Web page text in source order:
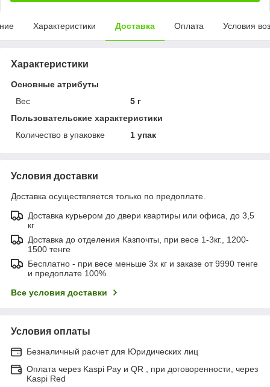
Характеристики Доставка Оплата Условия
Характеристики
Основные атрибуты
Вес
5 г
Пользовательские характеристики
Количество в упаковке
1 упак
Условия доставки
Доставка осуществляется только по предоплате.
Доставка курьером до двери квартиры или офиса, до 3,5
кг
Доставка до отделения Казпочты, при весе 1-3кг., 1200-
1500 тенге
Бесплатно - при весе меньше 3х кг и заказе от 9990 тенге
и предоплате 100%
Все условия доставки
Условия оплаты
Безналичный расчет для Юридических лиц
Оплата через Kaspi Pay и QR , при договоренности, через
Kaspi Red